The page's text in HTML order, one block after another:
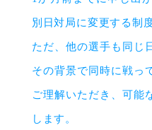
別日対局に変更する制
ただ、他の選手も同じ
その背景で同時に戦っ
ご理解いただき、可能
します。